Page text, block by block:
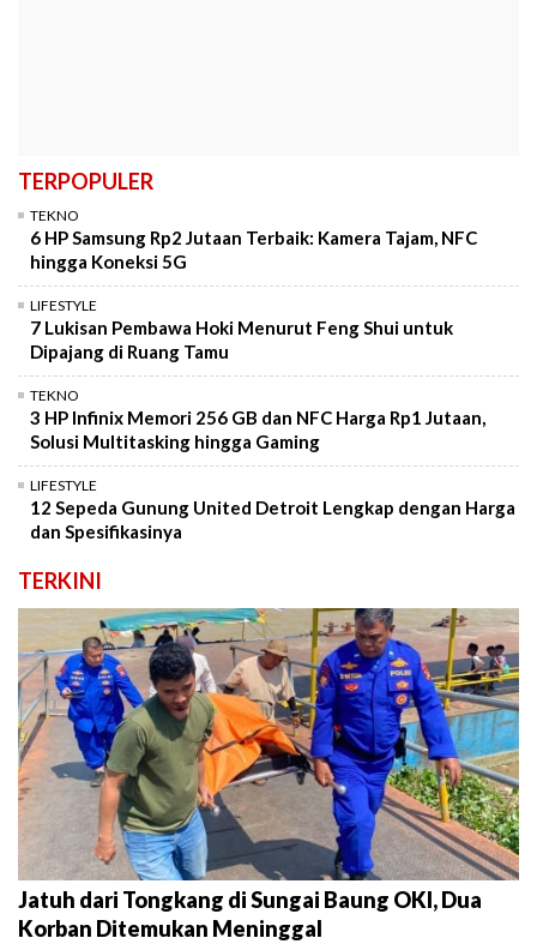
TERPOPULER
TEKNO
6 HP Samsung Rp2 Jutaan Terbaik: Kamera Tajam, NFC
hingga Koneksi 5G
LIFESTYLE
7 Lukisan Pembawa Hoki Menurut Feng Shui untuk
Dipajang di Ruang Tamu
TEKNO
3 HP Infinix Memori 256 GB dan NFC Harga Rp1 Jutaan,
Solusi Multitasking hingga Gaming
LIFESTYLE
12 Sepeda Gunung United Detroit Lengkap dengan Harga
dan Spesifikasinya
TERKINI
Jatuh dari Tongkang di Sungai Baung OKI, Dua
Korban Ditemukan Meninggal